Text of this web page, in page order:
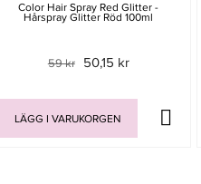
Color Hair Spray Red Glitter -
Hårspray Glitter Röd 100ml
59 kr 50,15 kr
LÄGG I VARUKORGEN